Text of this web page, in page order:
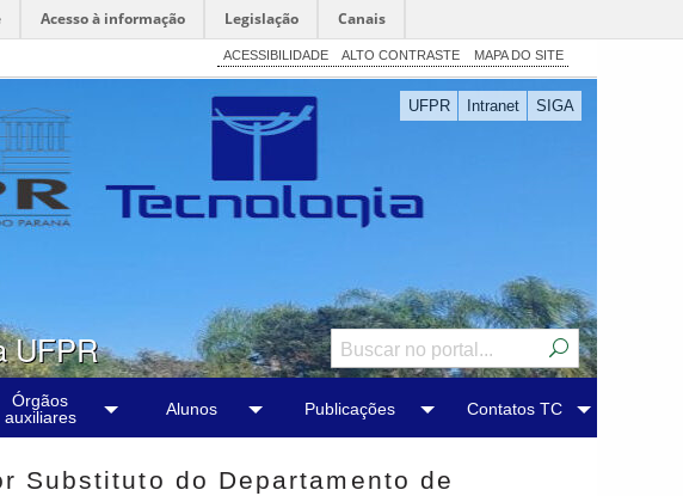
Acesso à informação Legislação Canais
ACESSIBILIDADE ALTO CONTRASTE MAPA DO SITE
UFPR Intranet SIGA
UFPR
Órgãos
auxiliares
Alunos Publicações Contatos TC
Substituto do Departamento de